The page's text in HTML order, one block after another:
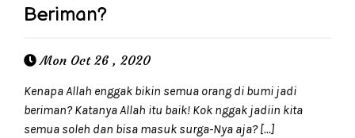
Beriman?
Mon Oct 26 , 2020
Kenapa Allah enggak bikin semua orang di bumi jadi
beriman? Katanya Allah itu baik! Kok nggak jadiin kita
semua soleh dan bisa masuk surga-Nya aja? […]